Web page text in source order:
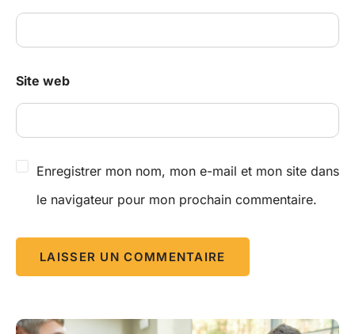
Site web
Enregistrer mon nom, mon e-mail et mon site dans
le navigateur pour mon prochain commentaire.